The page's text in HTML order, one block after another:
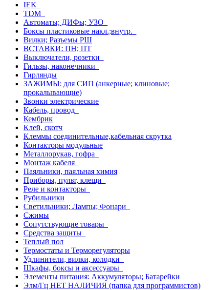
IEK
TDM
Автоматы; ДИФы; УЗО
Боксы пластиковые накл.;внутр.
Вилки; Разъемы РШ
ВСТАВКИ: ПН; ПТ
Выключатели, розетки
Гильзы, наконечники
Гирлянды
ЗАЖИМЫ: для СИП (анкерные; клиновые;
прокалывающие)
Звонки электрические
Кабель, провод
Кембрик
Клей, скотч
Клеммы соединительные,кабельная скрутка
Контакторы модульные
Металлорукав, гофра
Монтаж кабеля
Паяльники, паяльная химия
Приборы, пульт, клещи
Реле и контакторы
Рубильники
Светильники; Лампы; Фонари
Сжимы
Сопутствующие товары
Средства защиты
Теплый пол
Термостаты и Терморегуляторы
Удлинители, вилки, колодки
Шкафы, боксы и аксессуары
Элементы питания: Аккумуляторы; Батарейки
Элм/Гц НЕТ НАЛИЧИЯ (папка для программистов)